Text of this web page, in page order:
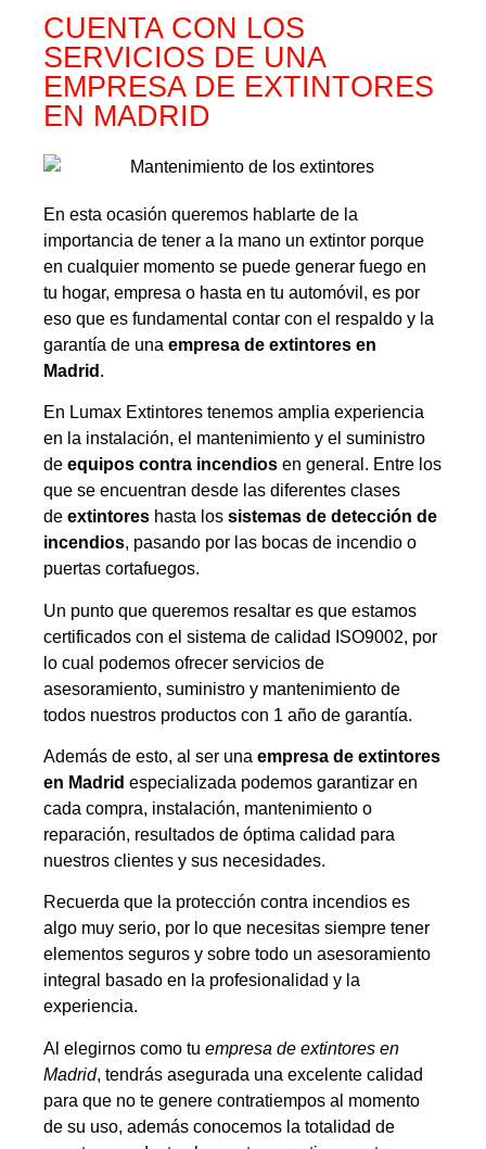
CUENTA CON LOS
SERVICIOS DE UNA
EMPRESA DE EXTINTORES
EN MADRID
En esta ocasión queremos hablarte de la
importancia de tener a la mano un extintor porque
en cualquier momento se puede generar fuego en
tu hogar, empresa o hasta en tu automóvil, es por
eso que es fundamental contar con el respaldo y la
garantía de una empresa de extintores en
Madrid .
En Lumax Extintores tenemos amplia experiencia
en la instalación, el mantenimiento y el suministro
de equipos contra incendios en general. Entre los
que se encuentran desde las diferentes clases
de extintores hasta los sistemas de detección de
incendios, pasando por las bocas de incendio o
puertas cortafuegos.
Un punto que queremos resaltar es que estamos
certificados con el sistema de calidad ISO9002, por
lo cual podemos ofrecer servicios de
asesoramiento, suministro y mantenimiento de
todos nuestros productos con 1 año de garantía.
Además de esto, al ser una empresa de extintores
en Madrid especializada podemos garantizar en
cada compra, instalación, mantenimiento o
reparación, resultados de óptima calidad para
nuestros clientes y sus necesidades.
Recuerda que la protección contra incendios es
algo muy serio, por lo que necesitas siempre tener
elementos seguros y sobre todo un asesoramiento
integral basado en la profesionalidad y la
experiencia.
Al elegirnos como tu empresa de extintores en
Madrid, tendrás asegurada una excelente calidad
para que no te genere contratiempos al momento
de su uso, además conocemos la totalidad de